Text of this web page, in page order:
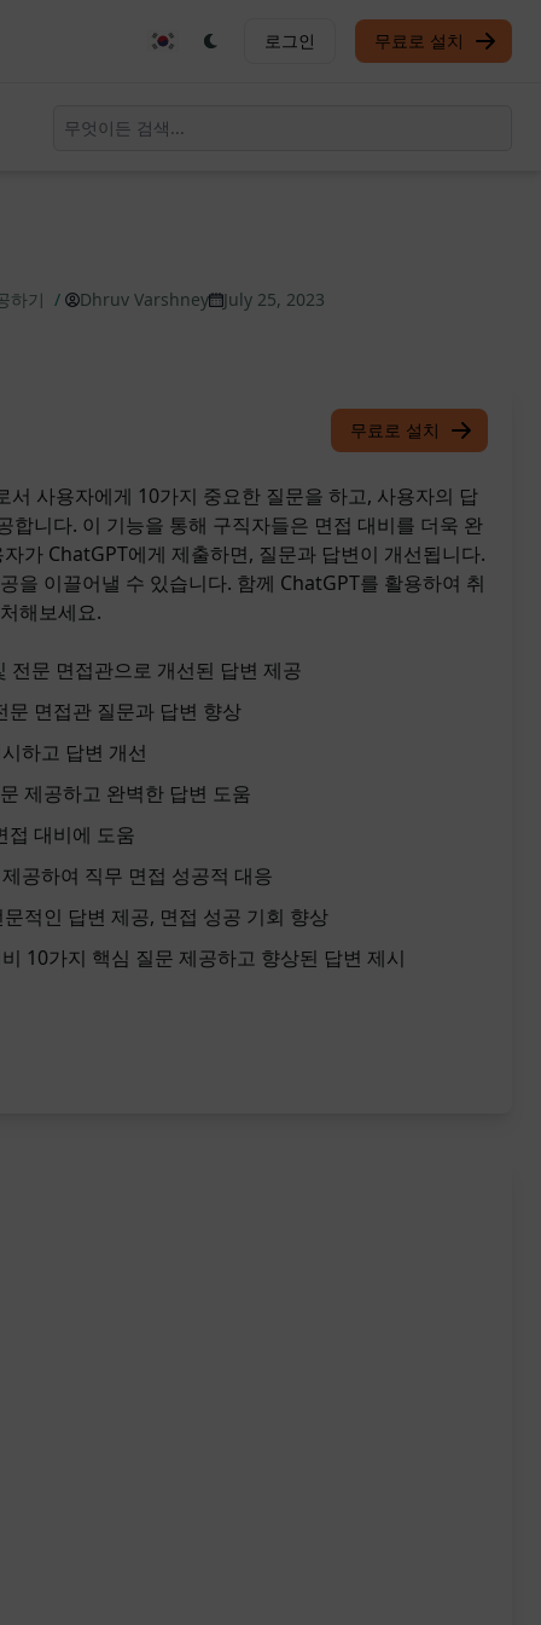
로그인 무료로 설치
하기 / Dhruv Varshney
July 25, 2023
무료로 설치
서 사용자에게 10가지 중요한 질문을 하고, 사용자의 답
합니다. 이 기능을 통해 구직자들은 면접 대비를 더욱 완
가 ChatGPT에게 제출하면, 질문과 답변이 개선됩니다.
을 이끌어낼 수 있습니다. 함께 ChatGPT를 활용하여 취
해보세요.
전문 면접관으로 개선된 답변 제공
문 면접관 질문과 답변 향상
하고 답변 개선
제공하고 완벽한 답변 도움
접 대비에 도움
공하여 직무 면접 성공적 대응
적인 답변 제공, 면접 성공 기회 향상
10가지 핵심 질문 제공하고 향상된 답변 제시